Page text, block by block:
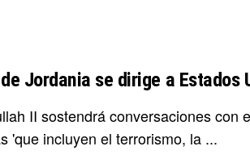
Jordania se dirige a
II sostendrá conversaciones con
'que incluyen el terrorismo, la ...